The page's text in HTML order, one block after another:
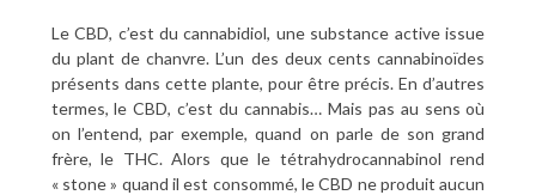
Le CBD, c’est du cannabidiol, une substance active issue
du plant de chanvre. L’un des deux cents cannabinoïdes
présents dans cette plante, pour être précis. En d’autres
termes, le CBD, c’est du cannabis… Mais pas au sens où
on l’entend, par exemple, quand on parle de son grand
frère, le THC. Alors que le tétrahydrocannabinol rend
« stone » quand il est consommé, le CBD ne produit aucun